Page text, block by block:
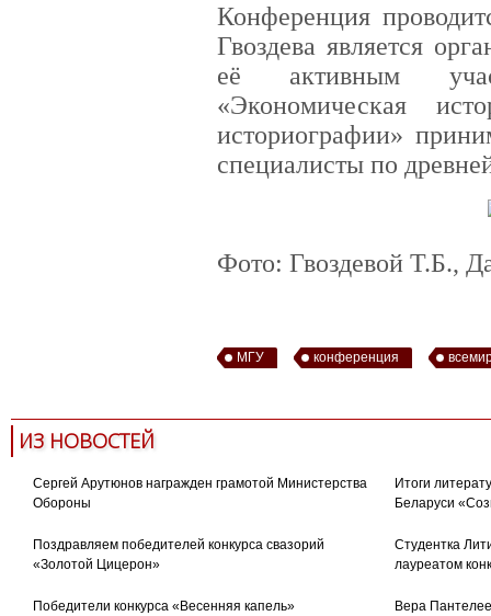
Конференция
Гвоздева является
её активным
«Экономическая
историографии»
специалисты по
Фото: Гвоздевой Т.Б.,
МГУ конференция
ИЗ НОВОСТЕЙ
Сергей Арутюнов награжден грамотой Министерства
Обороны
Итоги
Беларуси
Поздравляем победителей конкурса свазорий
«Золотой Цицерон»
Студентка
лауреатом
Победители конкурса «Весенняя капель»
Вера